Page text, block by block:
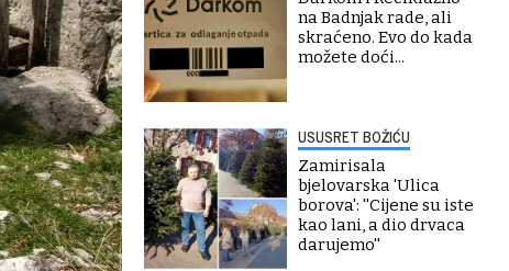
na Badnjak rade, ali
skraćeno. Evo do kada
možete doći...
USUSRET BOŽIĆU
Zamirisala
bjelovarska 'Ulica
borova': ''Cijene su iste
kao lani, a dio drvaca
darujemo''